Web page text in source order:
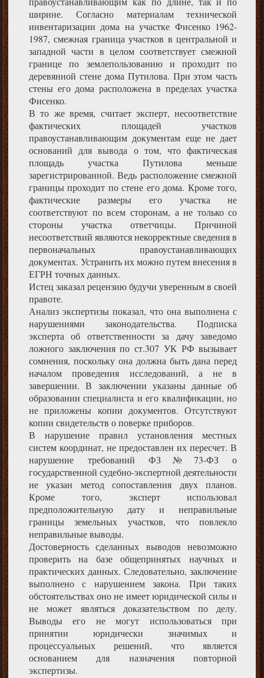
ширине. Согласно материалам технической
инвентаризации дома на участке Фисенко 1962-
1987, смежная граница участков в центральной и
западной части в целом соответствует смежной
границе по землепользованию и проходит по
деревянной стене дома Путилова. При этом часть
стены его дома расположена в пределах участка
Фисенко.
В то же время, считает эксперт, несоответствие
фактических площадей участков
правоустанавливающим документам еще не дает
оснований для вывода о том, что фактическая
площадь участка Путилова меньше
зарегистрированной. Ведь расположение смежной
границы проходит по стене его дома. Кроме того,
фактические размеры его участка не
соответствуют по всем сторонам, а не только со
стороны участка ответчицы. Причиной
несоответствий являются некорректные сведения в
первоначальных правоустанавливающих
документах. Устранить их можно путем внесения в
ЕГРН точных данных.
Истец заказал рецензию будучи уверенным в своей
правоте.
Анализ экспертизы показал, что она выполнена с
нарушениями законодательства. Подписка
эксперта об ответственности за дачу заведомо
ложного заключения по ст.307 УК РФ вызывает
сомнения, поскольку она должна быть дана перед
началом проведения исследований, а не в
завершении. В заключении указаны данные об
образовании специалиста и его квалификации, но
не приложены копии документов. Отсутствуют
копии свидетельств о поверке приборов.
В нарушение правил установления местных
систем координат, не предоставлен их пересчет. В
нарушение требований ФЗ№73-ФЗ о
государственной судебно-экспертной деятельности
не указан метод сопоставления двух планов.
Кроме того, эксперт использовал
предположительную дату и неправильные
границы земельных участков, что повлекло
неправильные выводы.
Достоверность сделанных выводов невозможно
проверить на базе общепринятых научных и
практических данных. Следовательно, заключение
выполнено с нарушением закона. При таких
обстоятельствах оно не имеет юридической силы и
не может являться доказательством по делу.
Выводы его не могут использоваться при
принятии юридически значимых и
процессуальных решений, что является
основанием для назначения повторной
экспертизы.